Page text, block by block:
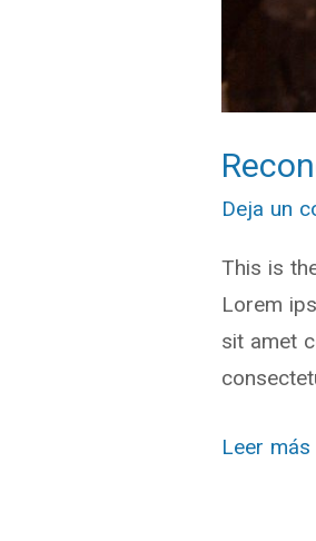
Deja un
This is
Lorem
sit amet
Leer más